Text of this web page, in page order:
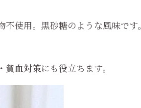
使用。黒砂糖のような風味です。
貧血対策にも役立ちます。